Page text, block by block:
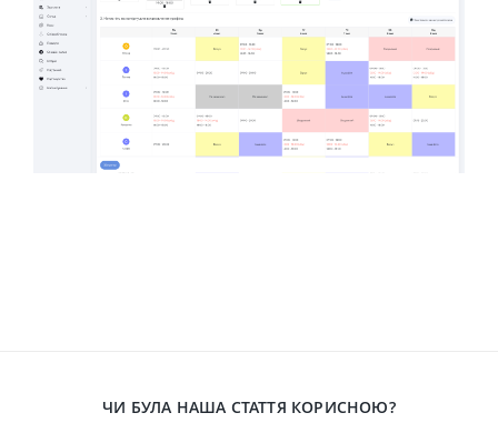
ЧИ БУЛА НАША СТАТТЯ КОРИСНОЮ?